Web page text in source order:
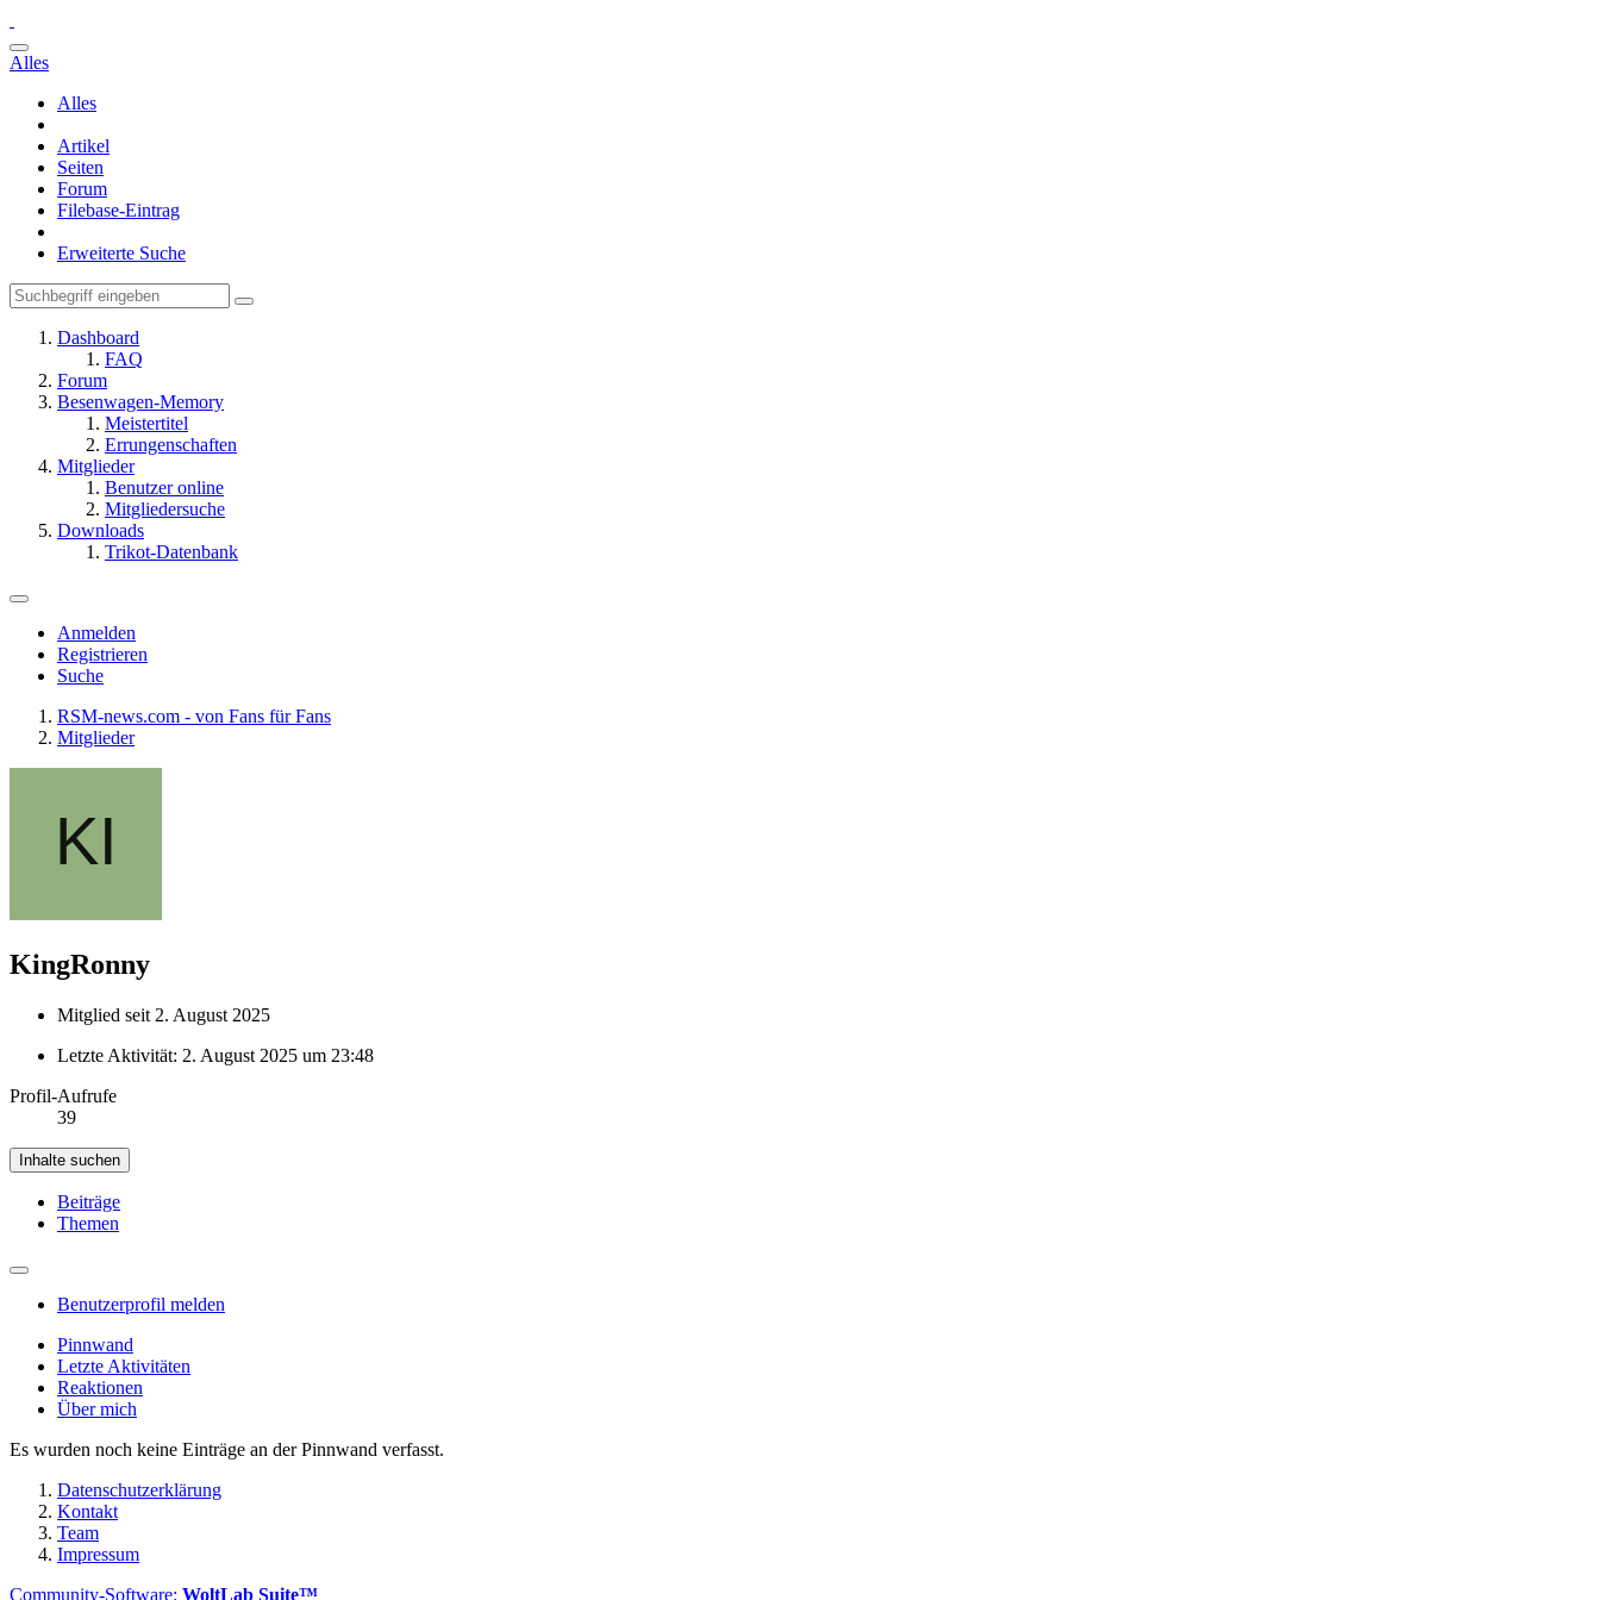
Alles
Alles
Artikel
Seiten
Forum
Filebase-Eintrag
Erweiterte Suche
Dashboard
FAQ
Forum
Besenwagen-Memory
Meistertitel
Errungenschaften
Mitglieder
Benutzer online
Mitgliedersuche
Downloads
Trikot-Datenbank
Anmelden
Registrieren
Suche
RSM-news.com - von Fans für Fans
Mitglieder
KingRonny
Mitglied seit 2. August 2025
Letzte Aktivität: 2. August 2025 um 23:48
Profil-Aufrufe
39
Inhalte suchen
Beiträge
Themen
Benutzerprofil melden
Pinnwand
Letzte Aktivitäten
Reaktionen
Über mich
Es wurden noch keine Einträge an der Pinnwand verfasst.
Datenschutzerklärung
Kontakt
Team
Impressum
Community-Software: WoltLab Suite™